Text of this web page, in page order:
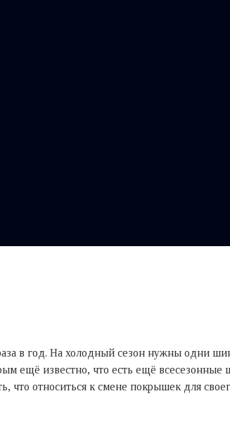
в год. На холодный сезон нужны одни
ещё известно, что есть ещё
относиться к смене покрышек для